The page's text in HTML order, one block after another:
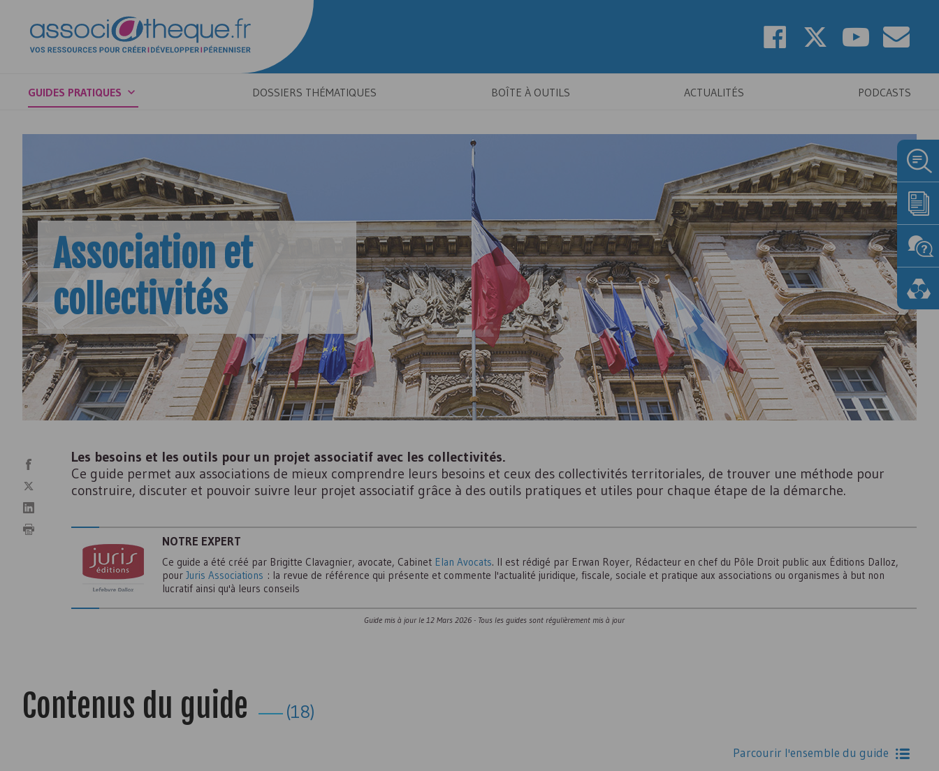
GUIDES PRATIQUES DOSSIERS THÉMATIQUES BOÎTE À OUTILS ACTUALITÉS PODCASTS
Association et
collectivités
Les besoins et les outils pour un projet associatif avec les collectivités.
Ce guide permet aux associations de mieux comprendre leurs besoins et ceux des collectivités territoriales, de trouver une méthode pour
construire, discuter et pouvoir suivre leur projet associatif grâce à des outils pratiques et utiles pour chaque étape de la démarche.
NOTRE EXPERT
Ce guide a été créé par Brigitte Clavagnier, avocate, Cabinet Elan Avocats. Il est rédigé par Erwan Royer, Rédacteur en chef du Pôle Droit public aux Éditions Dalloz,
pour Juris Associations : la revue de référence qui présente et commente l'actualité juridique, fiscale, sociale et pratique aux associations ou organismes à but non
lucratif ainsi qu'à leurs conseils
Guide mis à jour le 12 Mars 2026- Tous les guides sont régulièrement mis à jour
Contenus du guide (18)
Parcourir l'ensemble du guide